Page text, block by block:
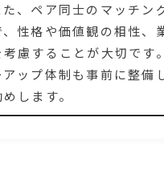
た、ペア同士のマッチン
、性格や価値観の相性、
考慮することが大切です
アップ体制も事前に整備
します。